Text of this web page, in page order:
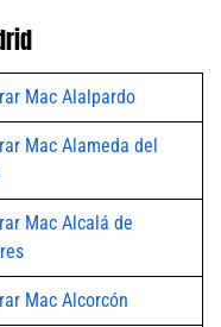
Mac Alalpardo
Mac Alameda del
Mac Alcalá de
Mac Alcorcón